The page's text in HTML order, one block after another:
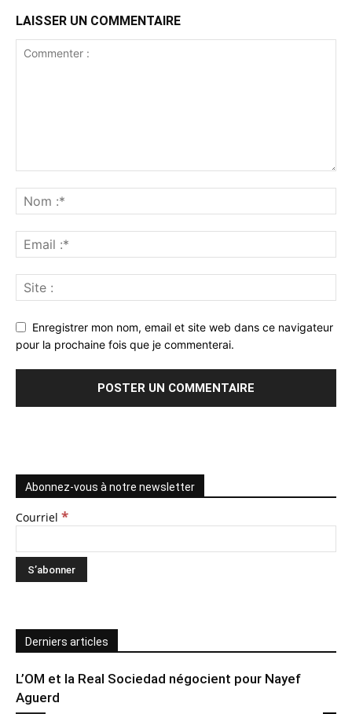
LAISSER UN COMMENTAIRE
Enregistrer mon nom, email et site web dans ce navigateur
pour la prochaine fois que je commenterai.
Abonnez-vous à notre newsletter
Courriel *
Derniers articles
L’OM et la Real Sociedad négocient pour Nayef
Aguerd